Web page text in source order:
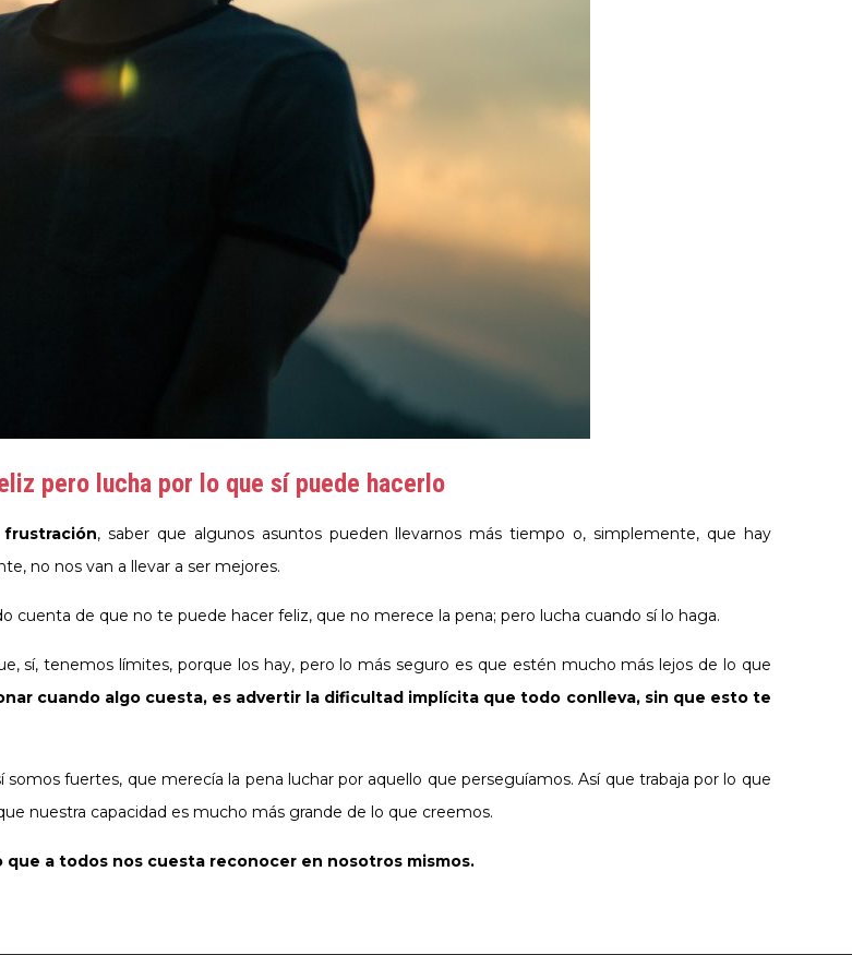
pero lucha por lo que sí puede hacerlo
, saber que algunos asuntos pueden llevarnos más tiempo o, simplemente, que hay
no nos van a llevar a ser mejores.
cuenta de que no te puede hacer feliz, que no merece la pena; pero lucha cuando sí lo haga.
sí, tenemos límites, porque los hay, pero lo más seguro es que estén mucho más lejos de lo que
cuando algo cuesta, es advertir la dificultad implícita que todo conlleva, sin que esto te
fuertes, que merecía la pena luchar por aquello que perseguíamos. Así que trabaja por lo que
nuestra capacidad es mucho más grande de lo que creemos.
a todos nos cuesta reconocer en nosotros mismos.